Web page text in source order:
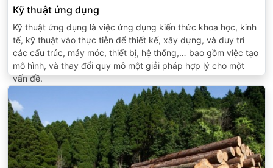
Kỹ thuật ứng dụng
Kỹ thuật ứng dụng là việc ứng dụng kiến thức khoa học, kinh
tế, kỹ thuật vào thực tiễn để thiết kế, xây dựng, và duy trì
các cấu trúc, máy móc, thiết bị, hệ thống,… bao gồm việc tạo
mô hình, và thay đổi quy mô một giải pháp hợp lý cho một
vấn đề.